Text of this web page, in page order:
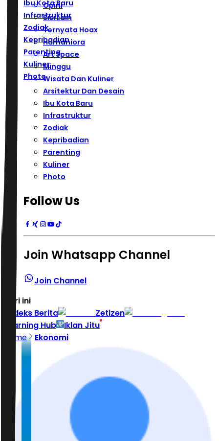
Ibu Kota Baru
Infrastruktur
Zodiak
Kepribadian
Parenting
Kuliner
Photo
Opini
Sisi Lain
Ternyata Hoax
Humaniora
Art Space
Minggu
Wisata Dan Kuliner
Arsitektur Dan Desain
Ibu Kota Baru
Infrastruktur
Zodiak
Kepribadian
Parenting
Kuliner
Photo
Follow Us
Join Whatsapp Channel
Join Channel
Hari ini
Indeks Berita
Zetizen
Learning Hub
Iklan Jitu
Home
Ekonomi